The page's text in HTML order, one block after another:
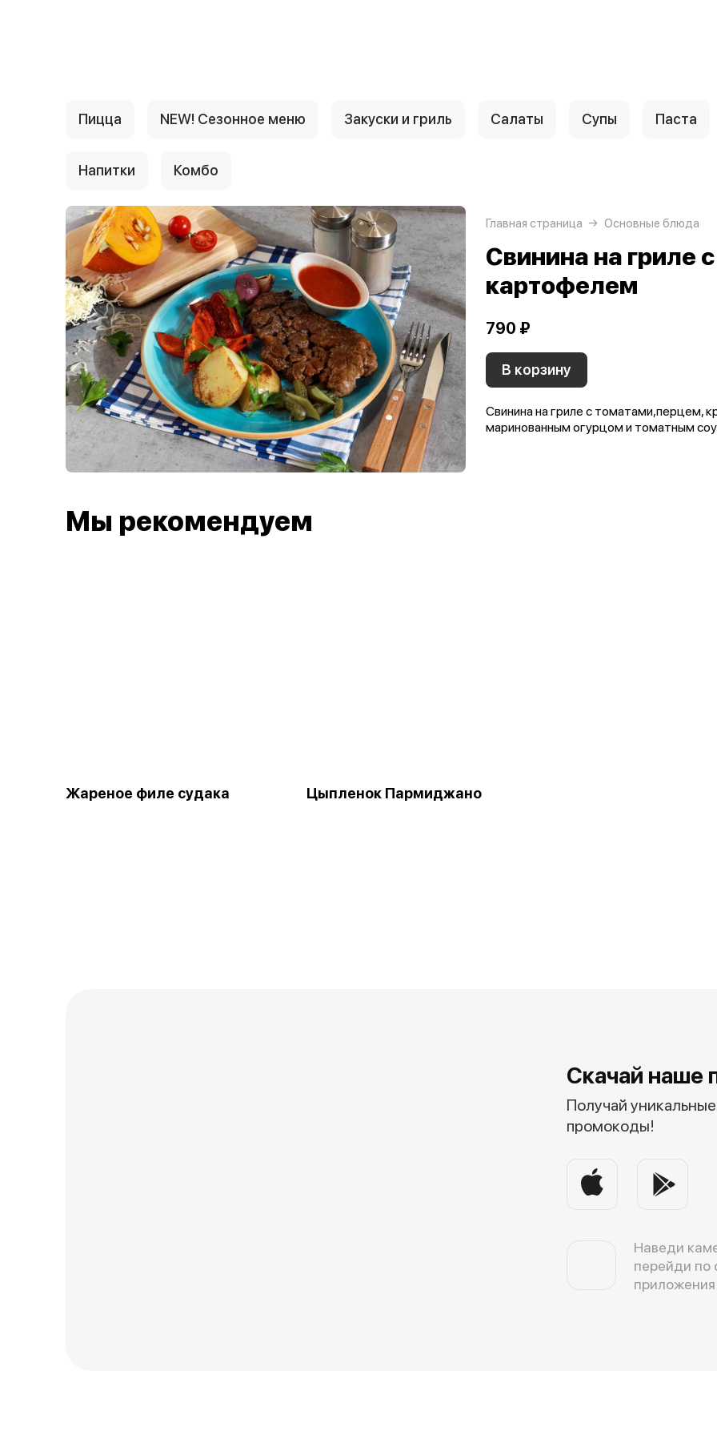
Пицца NEW! Сезонное меню Закуски и гриль Салаты Супы Паста
Напитки Комбо
Главная страница Основные блюда
Свинина на гриле
картофелем
790 ₽
В корзину
Свинина на гриле с томатами,перцем,
маринованным огурцом и томатным
Мы рекомендуем
Жареное филе судака Цыпленок Пармиджано
Скачай наше
Получай
промокоды!
Наведи
перейди по
приложения